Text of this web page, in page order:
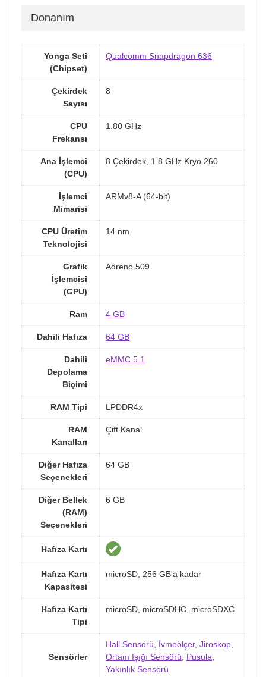
Donanım
Yonga Seti
(Chipset)
Qualcomm Snapdragon 636
Çekirdek
Sayısı
8
CPU
Frekansı
1.80 GHz
Ana İşlemci
(CPU)
8 Çekirdek, 1.8 GHz Kryo 260
İşlemci
Mimarisi
ARMv8-A (64-bit)
CPU Üretim
Teknolojisi
14 nm
Grafik
İşlemcisi
(GPU)
Adreno 509
Ram 4 GB
Dahili Hafıza 64 GB
Dahili
Depolama
Biçimi
eMMC 5.1
RAM Tipi LPDDR4x
RAM
Kanalları
Çift Kanal
Diğer Hafıza
Seçenekleri
64 GB
Diğer Bellek
(RAM)
Seçenekleri
6 GB
Hafıza Kartı
Hafıza Kartı
Kapasitesi
microSD, 256 GB'a kadar
Hafıza Kartı
Tipi
microSD, microSDHC, microSDXC
Sensörler
Hall Sensörü İvmeölçer, Jiroskop
Ortam Işığı Sensörü
Pusula
Yakınlık Sensörü